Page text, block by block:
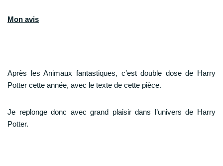
Mon avis
Après les Animaux fantastiques, c’est double dose de Harry
Potter cette année, avec le texte de cette pièce.
Je replonge donc avec grand plaisir dans l’univers de Harry
Potter.